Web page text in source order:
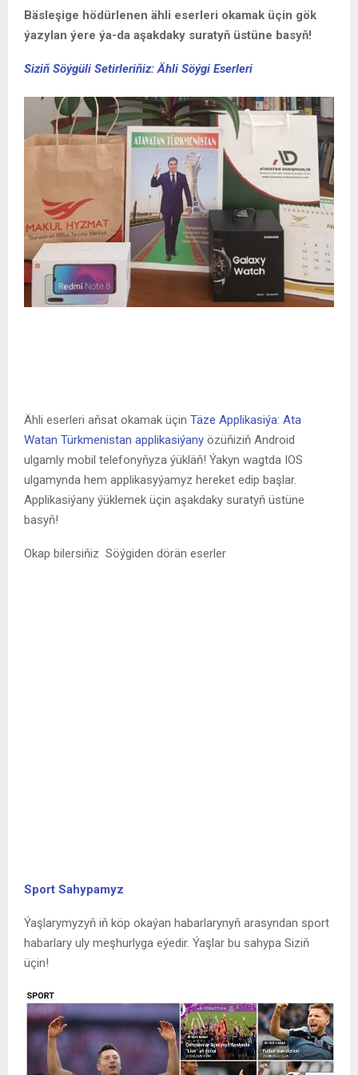
Ähli eserleri aňsat okamak üçinTäze Applikasiýa: Ata
Watan Türkmenistan applikasiýanyözüňiziň Android
ulgamly mobil telefonyňyza ýükläň! Ýakyn wagtda IOS
ulgamynda hem applikasyýamyz hereket edip başlar.
Applikasiýany ýüklemek üçin aşakdaky suratyň üstüne
basyň!
Ýaşlarymyzyň iň köp okaýan habarlarynyň arasyndan sport
habarlary uly meşhurlyga eýedir. Ýaşlar bu sahypa Siziň
üçin!
NEXT POST
Agzyňyz bir bolsun, ýaşyňyz uzak
RELATED POSTS